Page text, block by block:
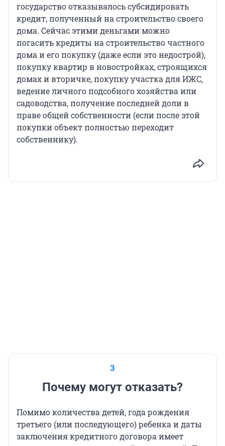
государство отказывалось субсидировать
кредит, полученный на строительство своего
дома. Сейчас этими деньгами можно
погасить кредиты на строительство частного
дома и его покупку (даже если это недострой),
покупку квартир в новостройках, строящихся
домах и вторичке, покупку участка для ИЖС,
ведение личного подсобного хозяйства или
садоводства, получение последней доли в
праве общей собственности (если после этой
покупки объект полностью переходит
собственнику).
3
Почему могут отказать?
Помимо количества детей, года рождения
третьего (или последующего) ребенка и даты
заключения кредитного договора имеет